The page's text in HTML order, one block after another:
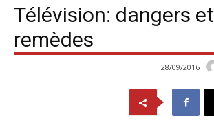
Télévision: dangers et
remèdes
28/09/2016